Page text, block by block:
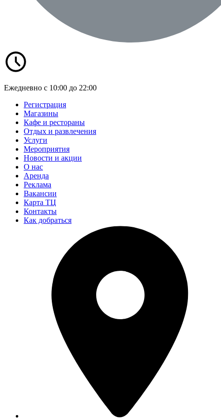
Ежедневно с 10:00 до 22:00
Регистрация
Магазины
Кафе и рестораны
Отдых и развлечения
Услуги
Мероприятия
Новости и акции
О нас
Аренда
Реклама
Вакансии
Карта ТЦ
Контакты
Как добраться